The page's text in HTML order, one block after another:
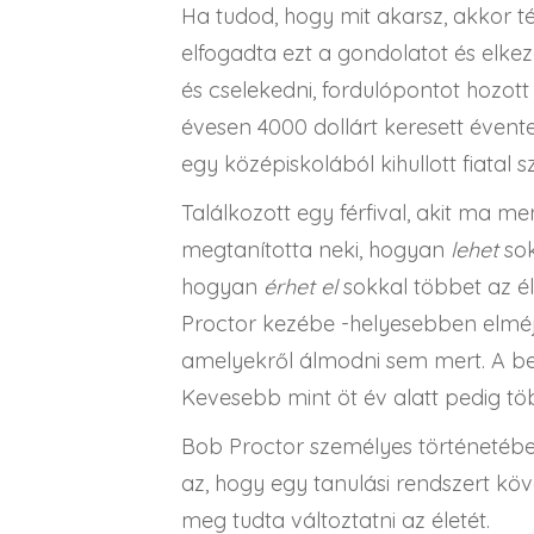
Ha tudod, hogy mit akarsz, akkor
elfogadta ezt a gondolatot és
és cselekedni, fordulópontot
évesen 4000 dollárt keresett
egy középiskolából kihullott fiatal
Találkozott egy férfival, akit ma
megtanította neki, hogyan lehet
hogyan érhet elsokkal többet az
Proctor kezébe -helyesebben
amelyekről álmodni sem mert. A
Kevesebb mint öt év alatt pedig
Bob Proctor személyes
az, hogy egy tanulási rendszert
meg tudta változtatni az életét.